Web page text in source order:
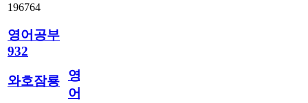
196764
영어공부
932
와호잠룡
영
어